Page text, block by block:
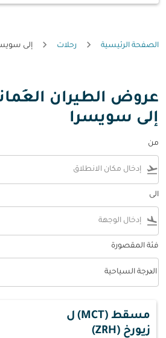
الصفحة الرئيسية رحلات إلى
عروض الطيران
إلى سويسرا
من
flight_takeoff
الى
flight_land
فئة المقصورة
فئة المقصورة option الدرجة السياحية Selected
الدرجة السياحية
keyboard_arrow_down
مسقط (MCT)
ل
زيورخ (ZRH)